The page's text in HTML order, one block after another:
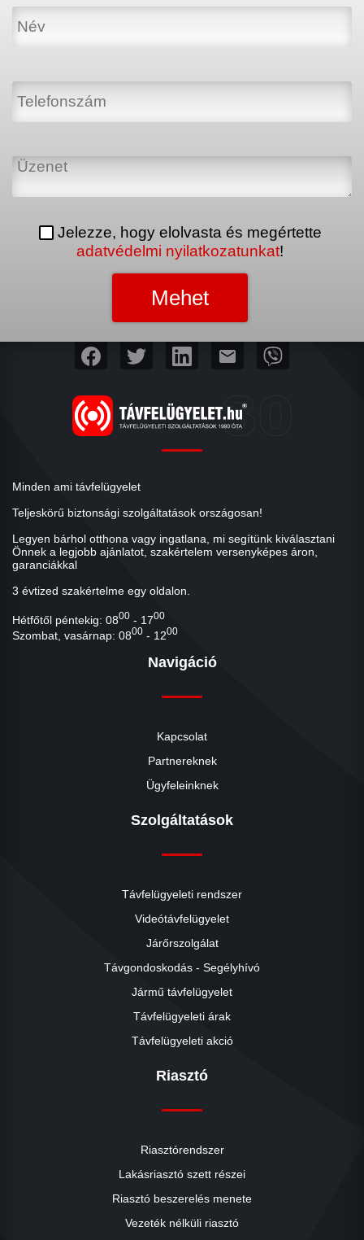
Jelezze, hogy elolvasta és megértette
adatvédelmi nyilatkozatunkat!
mail
Minden ami távfelügyelet
Teljeskörű biztonsági szolgáltatások országosan!
Legyen bárhol otthona vagy ingatlana, mi segítünk kiválasztani
Önnek a legjobb ajánlatot, szakértelem versenyképes áron,
garanciákkal
3 évtized szakértelme egy oldalon.
Hétfőtől péntekig: 0800 - 1700
Szombat, vasárnap: 0800 - 1200
Navigáció
Kapcsolat
Partnereknek
Ügyfeleinknek
Szolgáltatások
Távfelügyeleti rendszer
Videótávfelügyelet
Járőrszolgálat
Távgondoskodás - Segélyhívó
Jármű távfelügyelet
Távfelügyeleti árak
Távfelügyeleti akció
Riasztó
Riasztórendszer
Lakásriasztó szett részei
Riasztó beszerelés menete
Vezeték nélküli riasztó